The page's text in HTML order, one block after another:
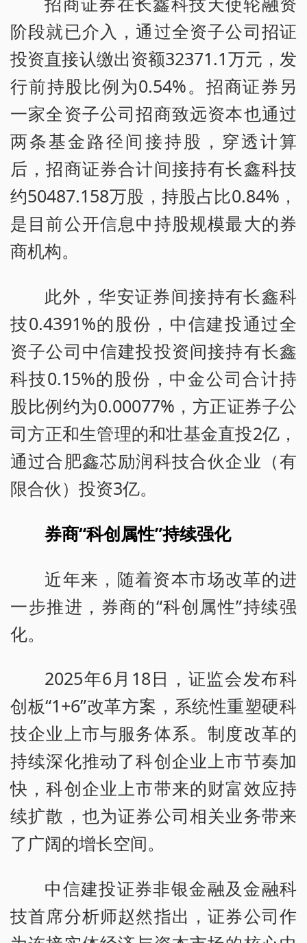
阶段就已介入，通过全资子公司招证
投资直接认缴出资额32371.1万元，发
行前持股比例为0.54%。招商证券另
一家全资子公司招商致远资本也通过
两条基金路径间接持股，穿透计算
后，招商证券合计间接持有长鑫科技
约50487.158万股，持股占比0.84%，
是目前公开信息中持股规模最大的券
商机构。
此外，华安证券间接持有长鑫科
技0.4391%的股份，中信建投通过全
资子公司中信建投投资间接持有长鑫
科技0.15%的股份，中金公司合计持
股比例约为0.00077%，方正证券子公
司方正和生管理的和壮基金直投2亿，
通过合肥鑫芯励润科技合伙企业（有
限合伙）投资3亿。
券商“科创属性”持续强化
近年来，随着资本市场改革的进
一步推进，券商的“科创属性”持续强
化。
2025年6月18日，证监会发布科
创板“1+6”改革方案，系统性重塑硬科
技企业上市与服务体系。制度改革的
持续深化推动了科创企业上市节奏加
快，科创企业上市带来的财富效应持
续扩散，也为证券公司相关业务带来
了广阔的增长空间。
中信建投证券非银金融及金融科
技首席分析师赵然指出，证券公司作